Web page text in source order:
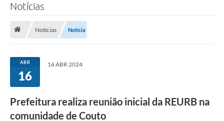
Notícias
Notícias Notícia
ABR
16
16 ABR 2024
Prefeitura realiza reunião inicial da REURB na
comunidade de Couto